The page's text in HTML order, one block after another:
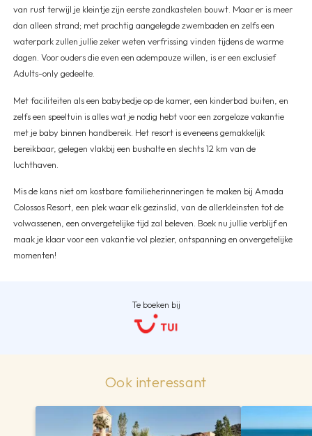
van rust terwijl je kleintje zijn eerste zandkastelen bouwt. Maar er is meer
dan alleen strand; met prachtig aangelegde zwembaden en zelfs een
waterpark zullen jullie zeker weten verfrissing vinden tijdens de warme
dagen. Voor ouders die even een adempauze willen, is er een exclusief
Adults-only gedeelte.
Met faciliteiten als een babybedje op de kamer, een kinderbad buiten, en
zelfs een speeltuin is alles wat je nodig hebt voor een zorgeloze vakantie
met je baby binnen handbereik. Het resort is eveneens gemakkelijk
bereikbaar, gelegen vlakbij een bushalte en slechts 12 km van de
luchthaven.
Mis de kans niet om kostbare familieherinneringen te maken bij Amada
Colossos Resort, een plek waar elk gezinslid, van de allerkleinsten tot de
volwassenen, een onvergetelijke tijd zal beleven. Boek nu jullie verblijf en
maak je klaar voor een vakantie vol plezier, ontspanning en onvergetelijke
momenten!
Te boeken bij
Ook interessant